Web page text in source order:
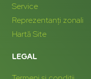
Service
Reprezentanți zonali
Hartă Site
LEGAL